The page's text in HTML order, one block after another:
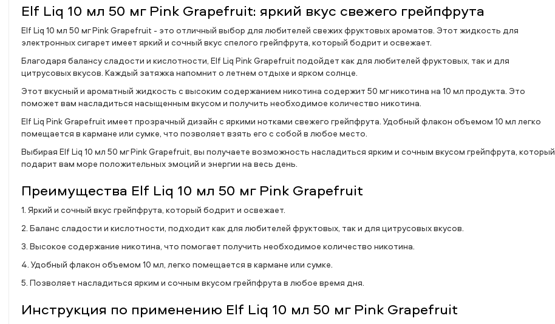
Elf Liq 10 мл 50 мг Pink Grapefruit: яркий вкус свежего грейпфрута
Elf Liq 10 мл 50 мг Pink Grapefruit - это отличный выбор для любителей свежих фруктовых ароматов. Этот жидкость для
электронных сигарет имеет яркий и сочный вкус спелого грейпфрута, который бодрит и освежает.
Благодаря балансу сладости и кислотности, Elf Liq Pink Grapefruit подойдет как для любителей фруктовых, так и для
цитрусовых вкусов. Каждый затяжка напомнит о летнем отдыхе и ярком солнце.
Этот вкусный и ароматный жидкость с высоким содержанием никотина содержит 50 мг никотина на 10 мл продукта. Это
поможет вам насладиться насыщенным вкусом и получить необходимое количество никотина.
Elf Liq Pink Grapefruit имеет прозрачный дизайн с яркими нотками свежего грейпфрута. Удобный флакон объемом 10 мл легко
помещается в кармане или сумке, что позволяет взять его с собой в любое место.
Выбирая Elf Liq 10 мл 50 мг Pink Grapefruit, вы получаете возможность насладиться ярким и сочным вкусом грейпфрута, который
подарит вам море положительных эмоций и энергии на весь день.
Преимущества Elf Liq 10 мл 50 мг Pink Grapefruit
1. Яркий и сочный вкус грейпфрута, который бодрит и освежает.
2. Баланс сладости и кислотности, подходит как для любителей фруктовых, так и для цитрусовых вкусов.
3. Высокое содержание никотина, что помогает получить необходимое количество никотина.
4. Удобный флакон объемом 10 мл, легко помещается в кармане или сумке.
5. Позволяет насладиться ярким и сочным вкусом грейпфрута в любое время дня.
Инструкция по применению Elf Liq 10 мл 50 мг Pink Grapefruit